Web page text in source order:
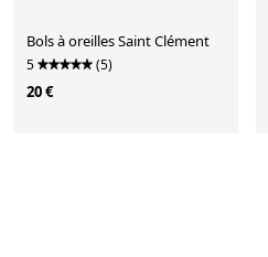
Bols à oreilles Saint Clément
5 (5)
20 €